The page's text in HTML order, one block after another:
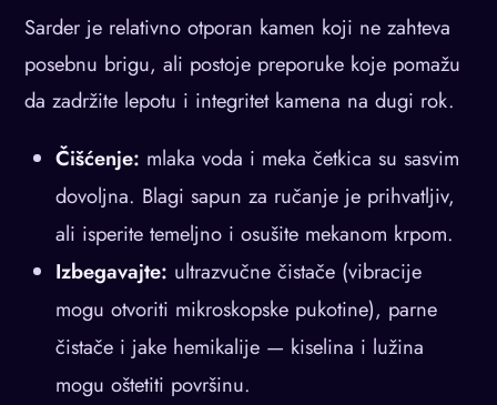
Sarder je relativno otporan kamen koji ne zahteva
posebnu brigu, ali postoje preporuke koje pomažu
da zadržite lepotu i integritet kamena na dugi rok.
Čišćenje: mlaka voda i meka četkica su sasvim
dovoljna. Blagi sapun za ručanje je prihvatljiv,
ali isperite temeljno i osušite mekanom krpom.
Izbegavajte: ultrazvučne čistače (vibracije
mogu otvoriti mikroskopske pukotine), parne
čistače i jake hemikalije — kiselina i lužina
mogu oštetiti površinu.